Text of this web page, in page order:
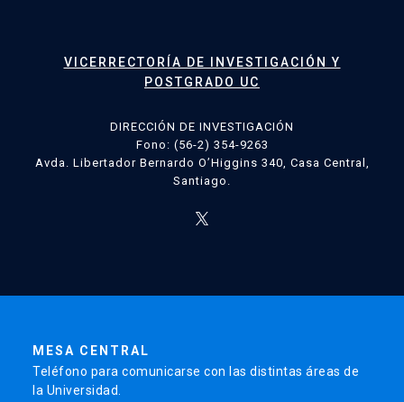
VICERRECTORÍA DE INVESTIGACIÓN Y
POSTGRADO UC
DIRECCIÓN DE INVESTIGACIÓN
Fono: (56-2) 354-9263
Avda. Libertador Bernardo O’Higgins 340, Casa Central,
Santiago.
MESA CENTRAL
Teléfono para comunicarse con las distintas áreas de
la Universidad.